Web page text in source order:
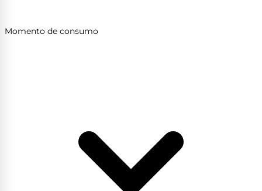
Momento de consumo